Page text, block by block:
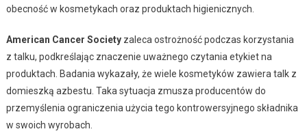
obecność w kosmetykach oraz produktach higienicznych.
American Cancer Societyzaleca ostrożność podczas korzystania
z talku, podkreślając znaczenie uważnego czytania etykiet na
produktach. Badania wykazały, że wiele kosmetyków zawiera talk z
domieszką azbestu. Taka sytuacja zmusza producentów do
przemyślenia ograniczenia użycia tego kontrowersyjnego składnika
w swoich wyrobach.